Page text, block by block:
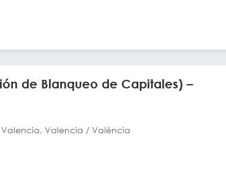
de Blanqueo de Capitales) –
Valencia, Valencia / València